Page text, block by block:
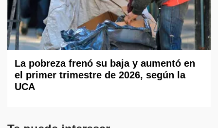
La pobreza frenó su baja y aumentó en
el primer trimestre de 2026, según la
UCA